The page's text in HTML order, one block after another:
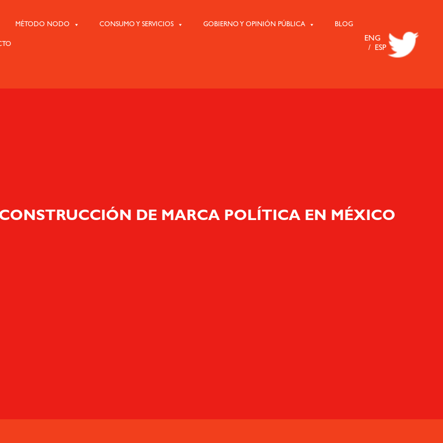
MÉTODO NODO CONSUMO Y SERVICIOS GOBIERNO Y OPINIÓN PÚBLICA BLOG
ENG
ESP
DE MARCA POLÍTICA EN MÉXICO